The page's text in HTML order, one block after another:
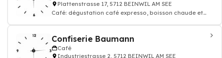
Plattenstrasse 17, 5712 BEINWIL AM SEE
Café: dégustation café expresso, boisson chaude et
Confiserie Baumann
Café
Industriestrasse 2, 5712 BEINWIL AM SEE